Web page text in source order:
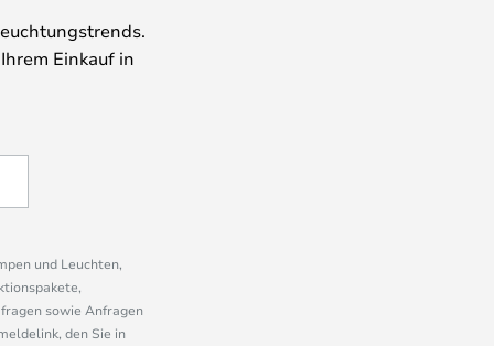
Einkauf in
und Leuchten,
sowie Anfragen
den Sie in